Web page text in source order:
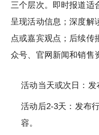
三个层次。即时报道适
呈现活动信息；深度解
点或嘉宾观点；后续传
众号、官网新闻和销售
活动当天或次日：发
活动后2-3天：发布
容。